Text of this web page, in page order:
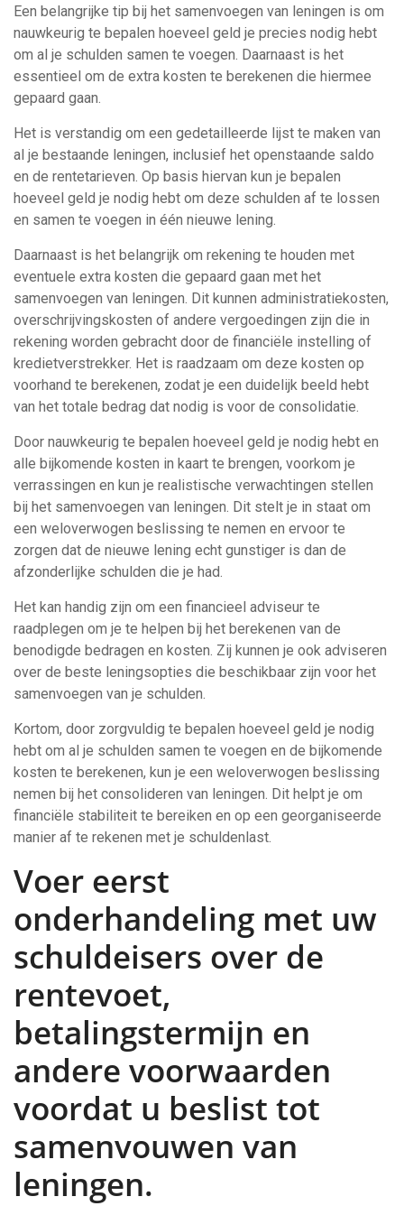
Een belangrijke tip bij het samenvoegen van leningen is om
nauwkeurig te bepalen hoeveel geld je precies nodig hebt
om al je schulden samen te voegen. Daarnaast is het
essentieel om de extra kosten te berekenen die hiermee
gepaard gaan.
Het is verstandig om een gedetailleerde lijst te maken van
al je bestaande leningen, inclusief het openstaande saldo
en de rentetarieven. Op basis hiervan kun je bepalen
hoeveel geld je nodig hebt om deze schulden af te lossen
en samen te voegen in één nieuwe lening.
Daarnaast is het belangrijk om rekening te houden met
eventuele extra kosten die gepaard gaan met het
samenvoegen van leningen. Dit kunnen administratiekosten,
overschrijvingskosten of andere vergoedingen zijn die in
rekening worden gebracht door de financiële instelling of
kredietverstrekker. Het is raadzaam om deze kosten op
voorhand te berekenen, zodat je een duidelijk beeld hebt
van het totale bedrag dat nodig is voor de consolidatie.
Door nauwkeurig te bepalen hoeveel geld je nodig hebt en
alle bijkomende kosten in kaart te brengen, voorkom je
verrassingen en kun je realistische verwachtingen stellen
bij het samenvoegen van leningen. Dit stelt je in staat om
een weloverwogen beslissing te nemen en ervoor te
zorgen dat de nieuwe lening echt gunstiger is dan de
afzonderlijke schulden die je had.
Het kan handig zijn om een financieel adviseur te
raadplegen om je te helpen bij het berekenen van de
benodigde bedragen en kosten. Zij kunnen je ook adviseren
over de beste leningsopties die beschikbaar zijn voor het
samenvoegen van je schulden.
Kortom, door zorgvuldig te bepalen hoeveel geld je nodig
hebt om al je schulden samen te voegen en de bijkomende
kosten te berekenen, kun je een weloverwogen beslissing
nemen bij het consolideren van leningen. Dit helpt je om
financiële stabiliteit te bereiken en op een georganiseerde
manier af te rekenen met je schuldenlast.
Voer eerst
onderhandeling met uw
schuldeisers over de
rentevoet,
betalingstermijn en
andere voorwaarden
voordat u beslist tot
samenvouwen van
leningen.